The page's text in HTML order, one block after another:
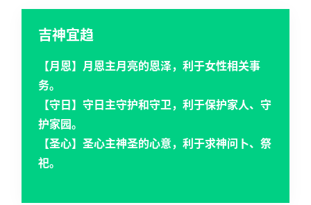
吉神宜趋
【月恩】月恩主月亮的恩泽，利于女性相关事
务。
【守日】守日主守护和守卫，利于保护家人、守
护家园。
【圣心】圣心主神圣的心意，利于求神问卜、祭
祀。